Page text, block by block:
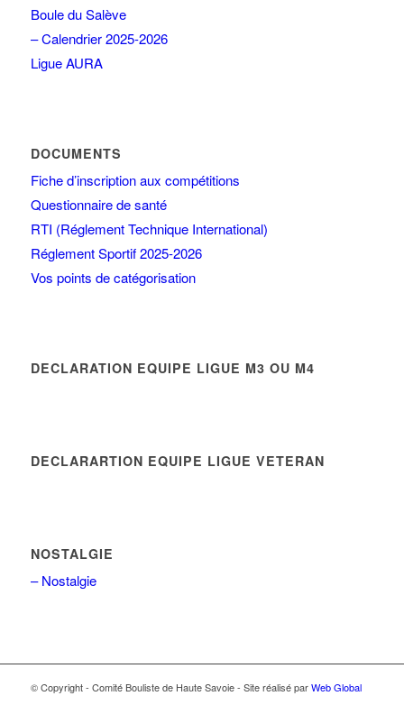
Boule du Salève
– Calendrier 2025-2026
Ligue AURA
DOCUMENTS
Fiche d’inscription aux compétitions
Questionnaire de santé
RTI (Réglement Technique International)
Réglement Sportif 2025-2026
Vos points de catégorisation
DECLARATION EQUIPE LIGUE M3 OU M4
DECLARARTION EQUIPE LIGUE VETERAN
NOSTALGIE
– Nostalgie
© Copyright - Comité Bouliste de Haute Savoie - Site réalisé parWeb Global